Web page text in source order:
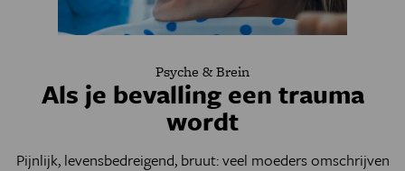
Psyche & Brein
Als je bevalling een trauma
wordt
Pijnlijk, levensbedreigend, bruut: veel moeders omschrijven